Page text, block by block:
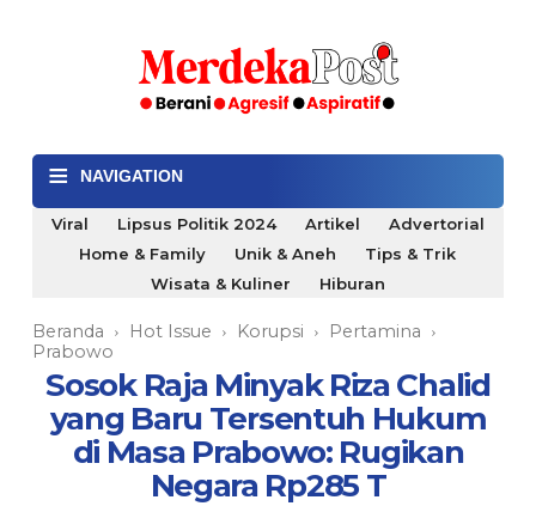
≡ NAVIGATION
Viral Lipsus Politik 2024 Artikel
Advertorial
Home & Family
Unik & Aneh
Tips & Trik
Wisata & Kuliner
Hiburan
Beranda › Hot Issue › Korupsi › Pertamina ›
Prabowo
Sosok Raja Minyak Riza Chalid
yang Baru Tersentuh Hukum
di Masa Prabowo: Rugikan
Negara Rp285 T